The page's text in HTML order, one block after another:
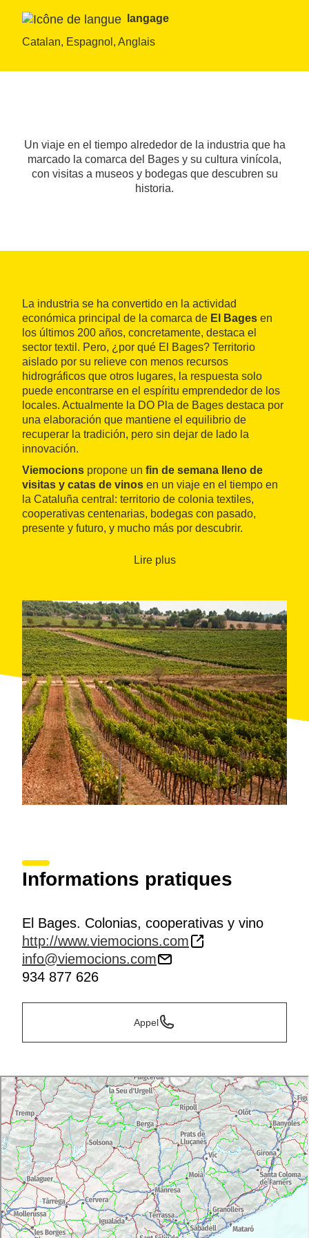
langage
Catalan, Espagnol, Anglais
Un viaje en el tiempo alrededor de la industria que ha
marcado la comarca del Bages y su cultura vinícola,
con visitas a museos y bodegas que descubren su
historia.
La industria se ha convertido en la actividad
económica principal de la comarca de El Bages en
los últimos 200 años, concretamente, destaca el
sector textil. Pero, ¿por qué El Bages? Territorio
aislado por su relieve con menos recursos
hidrográficos que otros lugares, la respuesta solo
puede encontrarse en el espíritu emprendedor de los
locales. Actualmente la DO Pla de Bages destaca por
una elaboración que mantiene el equilibrio de
recuperar la tradición, pero sin dejar de lado la
innovación.
Viemocions propone un fin de semana lleno de
visitas y catas de vinos en un viaje en el tiempo en
la Cataluña central: territorio de colonia textiles,
cooperativas centenarias, bodegas con pasado,
presente y futuro, y mucho más por descubrir.
en Puig-reig (visita teatralizada el
termina con una cena en elhotel del Mas de la Sala
que también será el alojamiento donde pasar la
noche (habitación doble). El domingo se visitaMón
Sant Benetcon la exposición «Un día en la vida de
Ramon Casas» y acaba con la visita y cata en la
bodega Abadal.
Para incluir transporte privado o personalizar la
estancia, hay que llamar cuando se reserve. Incluye
seguro de viaje.
Lire plus
Informations pratiques
El Bages. Colonias, cooperativas y vino
http://www.viemocions.com
info@viemocions.com
934 877 626
Appel